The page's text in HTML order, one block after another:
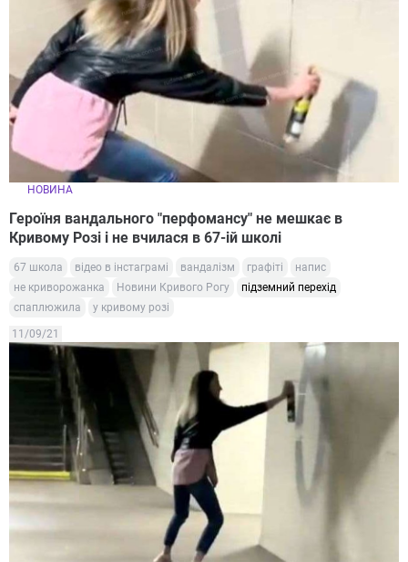
НОВИНА
Героїня вандального "перфомансу" не мешкає в
Кривому Розі і не вчилася в 67-ій школі
67 школа відео в інстаграмі вандалізм графіті
напис
не криворожанка
Новини Кривого Рогу
підземний перехід
спаплюжила
у кривому розі
11/09/21